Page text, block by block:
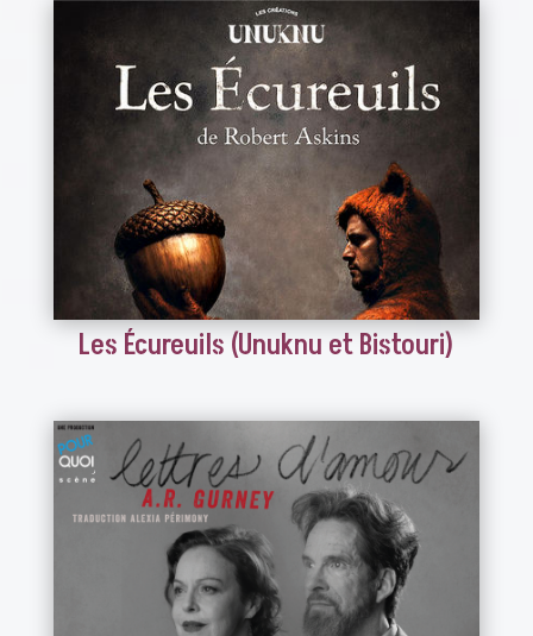
Les Écureuils (Unuknu et Bistouri)